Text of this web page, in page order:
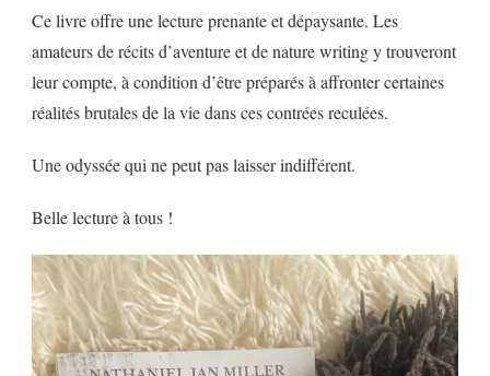
Ce livre offre une lecture prenante et dépaysante. Les
amateurs de récits d’aventure et de nature writing y trouveront
leur compte, à condition d’être préparés à affronter certaines
réalités brutales de la vie dans ces contrées reculées.
Une odyssée qui ne peut pas laisser indifférent.
Belle lecture à tous !